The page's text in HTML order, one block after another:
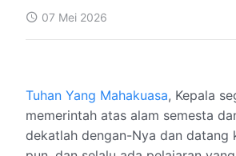
07 Mei 2026
Tuhan Yang Mahakuasa, Kepala
memerintah atas alam semesta
dekatlah dengan-Nya dan datang